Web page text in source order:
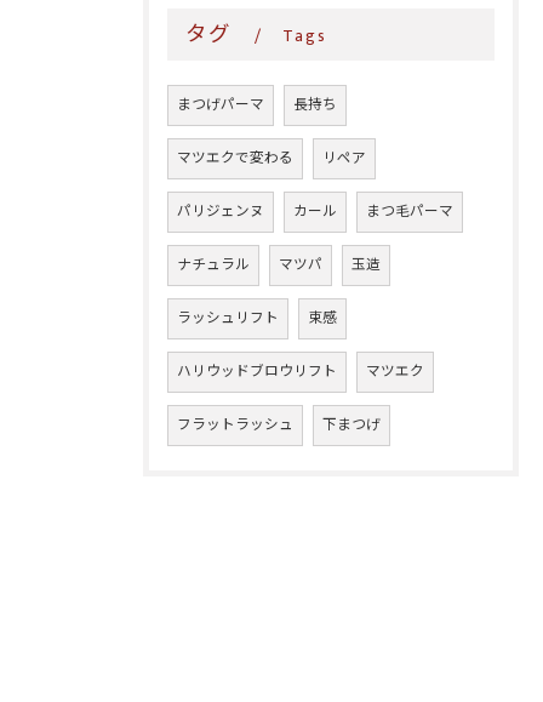
タグ Tags
まつげパーマ 長持ち
マツエクで変わる リペア
パリジェンヌ カール まつ毛パーマ
ナチュラル マツパ 玉造
ラッシュリフト 束感
ハリウッドブロウリフト マツエク
フラットラッシュ 下まつげ